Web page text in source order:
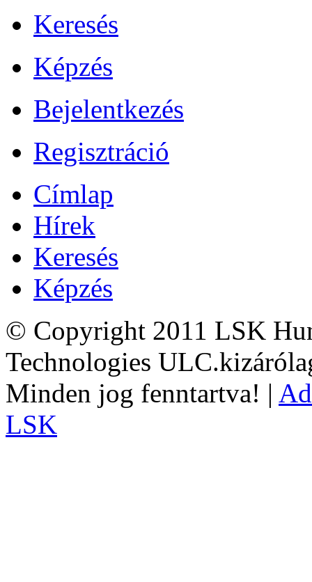
Keresés
Képzés
Bejelentkezés
Regisztráció
Címlap
Hírek
Keresés
Képzés
© Copyright 2011 LSK
Technologies
Minden jog fenntartva! |
LSK